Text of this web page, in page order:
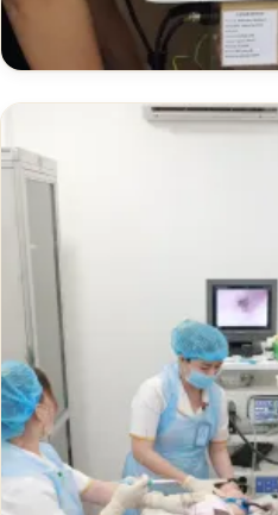
Kiểm tra thị lực, phát hiện
bệnh lý về mắt như cận thị,
đục thủy tinh thể và các
Xem chi tiết